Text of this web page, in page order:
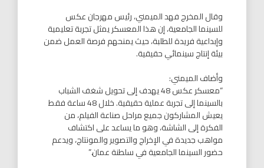
وقال المخرج فهد الميمني، رئيس مهرجان عكس
للسينما الجامعية، إن هذا المعسكر يمثل تجربة تعليمية
وإبداعية فريدة للطلبة، حيث يمنحهم فرصة العمل ضمن
بيئة إنتاج سينمائي حقيقية.
وأضاف الميمني:
“معسكر عكس 48 يهدف إلى تحويل شغف الشباب
بالسينما إلى تجربة عملية حقيقية. خلال 48 ساعة فقط
يعيش المشاركون جميع مراحل صناعة الفيلم، من
الفكرة إلى الشاشة، وهو ما يساعد على اكتشاف
مواهب جديدة في الإخراج والتصوير والمونتاج، ويدعم
حضور السينما الجامعية في سلطنة عمان.”